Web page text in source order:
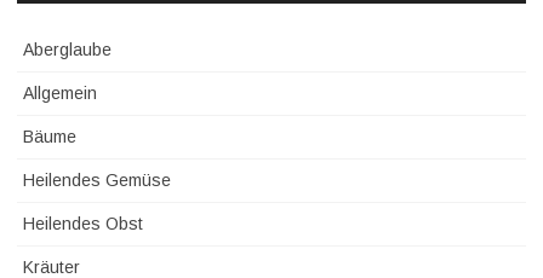
Aberglaube
Allgemein
Bäume
Heilendes Gemüse
Heilendes Obst
Kräuter